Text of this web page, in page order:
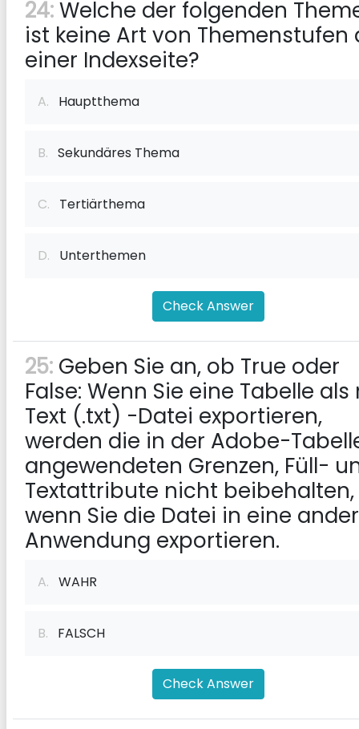
24:Welche der folgenden
ist keine Art von Themenstufen
einer Indexseite?
A. Hauptthema
B. Sekundäres Thema
C. Tertiärthema
D. Unterthemen
Check Answer
25: Geben Sie an, ob True oder
False: Wenn Sie eine Tabelle als
Text (.txt) -Datei exportieren,
werden die in der Adobe-
angewendeten Grenzen, Füll-
Textattribute nicht beibehalten,
wenn Sie die Datei in eine
Anwendung exportieren.
A. WAHR
B. FALSCH
Check Answer